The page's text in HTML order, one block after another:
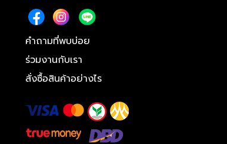
คำถามที่พบบ่อย
ร่วมงานกับเรา
สั่งซื้อสินค้าอย่างไร